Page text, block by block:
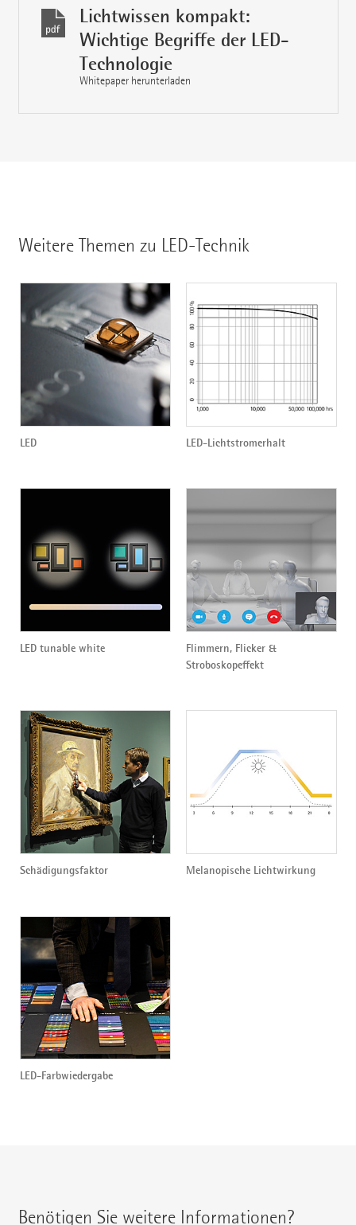
Lichtwissen kompakt:
Wichtige Begriffe der LED-
Technologie
Whitepaper herunterladen
Weitere Themen zu LED-Technik
LED LED-Lichtstromerhalt
LED tunable white
Flimmern, Flicker &
Stroboskopeffekt
Schädigungsfaktor Melanopische Lichtwirkung
LED-Farbwiedergabe
Benötigen Sie weitere Informationen?